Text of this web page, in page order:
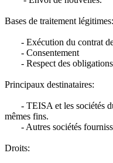
Bases de traitement légitimes:
- Exécution du contrat de
- Consentement
- Respect des obligations
Principaux destinataires:
- TEISA et les sociétés
mêmes fins.
- Autres sociétés
Droits: